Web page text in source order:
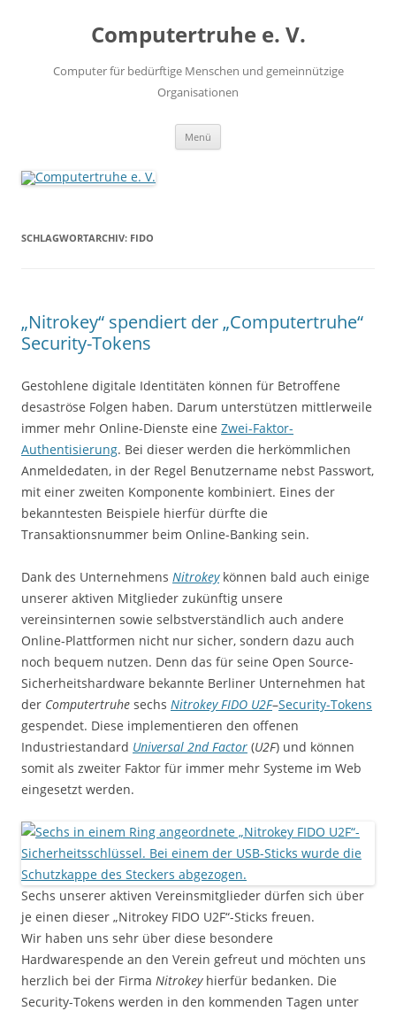
Computertruhe e. V.
Computer für bedürftige Menschen und gemeinnützige
Organisationen
Menü
SCHLAGWORTARCHIV: FIDO
„Nitrokey“ spendiert der „Computertruhe“
Security-Tokens
Gestohlene digitale Identitäten können für Betroffene
desaströse Folgen haben. Darum unterstützen mittlerweile
immer mehr Online-Dienste eine Zwei-Faktor-
Authentisierung. Bei dieser werden die herkömmlichen
Anmeldedaten, in der Regel Benutzername nebst Passwort,
mit einer zweiten Komponente kombiniert. Eines der
bekanntesten Beispiele hierfür dürfte die
Transaktionsnummer beim Online-Banking sein.
Dank des Unternehmens Nitrokeykönnen bald auch einige
unserer aktiven Mitglieder zukünftig unsere
vereinsinternen sowie selbstverständlich auch andere
Online-Plattformen nicht nur sicher, sondern dazu auch
noch bequem nutzen. Denn das für seine Open Source-
Sicherheitshardware bekannte Berliner Unternehmen hat
der Computertruhe sechs Nitrokey FIDO U2F–Security-Tokens
gespendet. Diese implementieren den offenen
Industriestandard Universal 2nd Factor (U2F) und können
somit als zweiter Faktor für immer mehr Systeme im Web
eingesetzt werden.
Sechs unserer aktiven Vereinsmitglieder dürfen sich über
je einen dieser „Nitrokey FIDO U2F“-Sticks freuen.
Wir haben uns sehr über diese besondere
Hardwarespende an den Verein gefreut und möchten uns
herzlich bei der Firma Nitrokeyhierfür bedanken. Die
Security-Tokens werden in den kommenden Tagen unter